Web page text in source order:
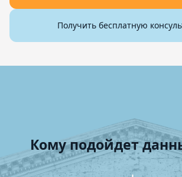
Получить бесплатную
Кому подойдет